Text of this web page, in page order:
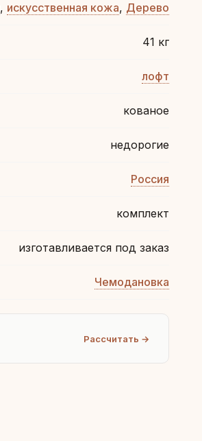
, искусственная кожа, Дерево
41 кг
лофт
кованое
недорогие
Россия
комплект
изготавливается под заказ
Чемодановка
Рассчитать →